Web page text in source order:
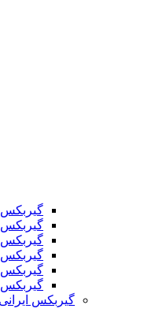
گیربکس PGR
گیربکس sew
گیربکس
گیربکس
گیربکس
گیربکس
گیربکس ایرانی